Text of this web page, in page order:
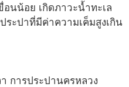
นน้อย เกิดภาวะน้ำทะเล
ะปาที่มีค่าความเค็มสูงเกิน
การประปานครหลวง